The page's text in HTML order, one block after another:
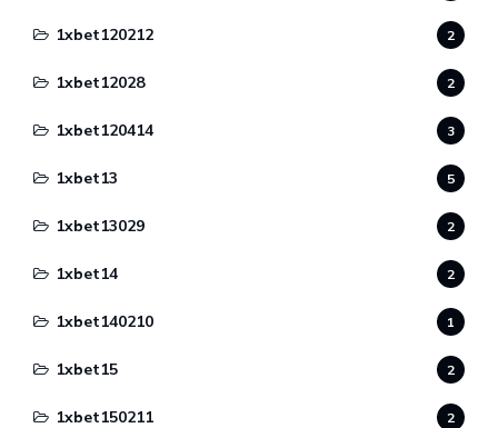
1xbet120212 2
1xbet12028 2
1xbet120414 3
1xbet13 5
1xbet13029 2
1xbet14 2
1xbet140210 1
1xbet15 2
1xbet150211 2